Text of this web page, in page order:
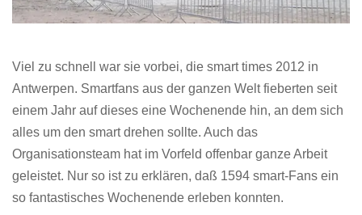
Viel zu schnell war sie vorbei, die smart times 2012 in
Antwerpen. Smartfans aus der ganzen Welt fieberten seit
einem Jahr auf dieses eine Wochenende hin, an dem sich
alles um den smart drehen sollte. Auch das
Organisationsteam hat im Vorfeld offenbar ganze Arbeit
geleistet. Nur so ist zu erklären, daß 1594 smart-Fans ein
so fantastisches Wochenende erleben konnten.